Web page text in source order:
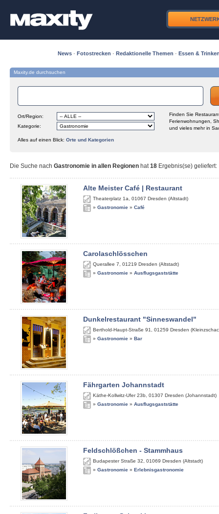
News · Fotostrecken · Redaktionelle Themen · Essen &
Maxity.de durchsuchen
Ort/Region:
Kategorie:
Finden Sie
Ferienwohnungen,
und vieles mehr in
Alles auf einen Blick: Orte und Kategorien
Die Suche nach Gastronomie in allen Regionen hat18 Ergebnis(se) geliefert:
Alte Meister Café | Restaurant
Theaterplatz 1a 01067 Dresden (Altstadt)
» Gastronomie » Café
Carolaschlösschen
Querallee 7 01219 Dresden (Altstadt)
» Gastronomie » Ausflugsgaststätte
Dunkelrestaurant "Sinneswandel"
Berthold-Haupt-Straße 91 01259 Dresden
» Gastronomie » Bar
Fährgarten Johannstadt
Käthe-Kollwitz-Ufer 23b 01307 Dresden (Johannstadt)
» Gastronomie » Ausflugsgaststätte
Feldschlößchen - Stammhaus
Budapester Straße 32 01069 Dresden (Altstadt)
» Gastronomie » Erlebnisgastronomie